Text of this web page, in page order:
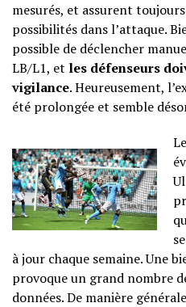
mesurés, et assurent
possibilités dans l’attaque.
possible de déclencher
LB/L1, et les défenseurs
vigilance. Heureusement,
été prolongée et semble
à jour chaque semaine. Une
provoque un grand nombre
données. De manière